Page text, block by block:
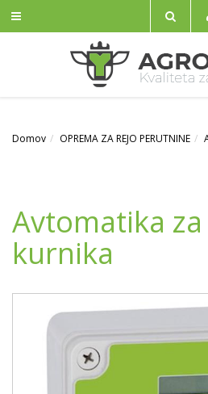
Domov OPREMA ZA REJO PERUTNINE
Avtomatika
kurnika